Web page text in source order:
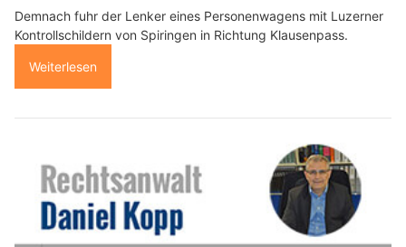
Demnach fuhr der Lenker eines Personenwagens mit Luzerner
Kontrollschildern von Spiringen in Richtung Klausenpass.
Weiterlesen